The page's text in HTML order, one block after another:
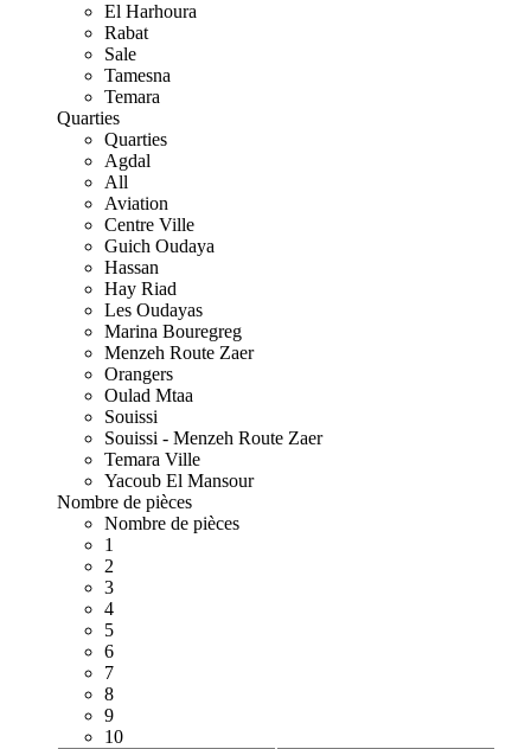
El Harhoura
Rabat
Sale
Tamesna
Temara
Quarties
Quarties
Agdal
All
Aviation
Centre Ville
Guich Oudaya
Hassan
Hay Riad
Les Oudayas
Marina Bouregreg
Menzeh Route Zaer
Orangers
Oulad Mtaa
Souissi
Souissi - Menzeh Route Zaer
Temara Ville
Yacoub El Mansour
Nombre de pièces
Nombre de pièces
1
2
3
4
5
6
7
8
9
10